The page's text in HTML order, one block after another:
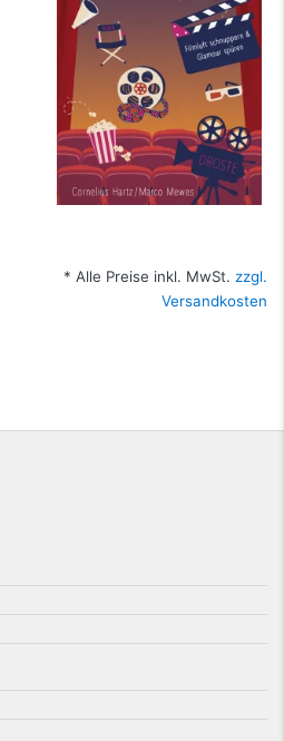
mehr Infos …
* Alle Preise inkl. MwSt. zzgl.
Versandkosten